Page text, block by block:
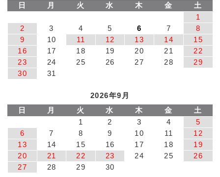
日
月 火 水 木 金
土
1
2
3 4 5 6 7
8
9
10 11 12 13 14
15
16
17 18 19 20 21
22
23
24 25 26 27 28
29
30
31
2026年9月
日
月 火 水 木 金
土
1
2 3 4
5
6
7 8 9 10 11
12
13
14 15 16 17 18
19
20
21 22 23 24 25
26
27
28 29 30